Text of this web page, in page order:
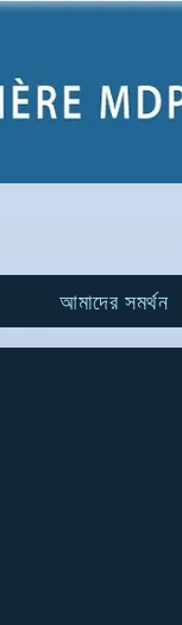
আমাদের সমর্থন